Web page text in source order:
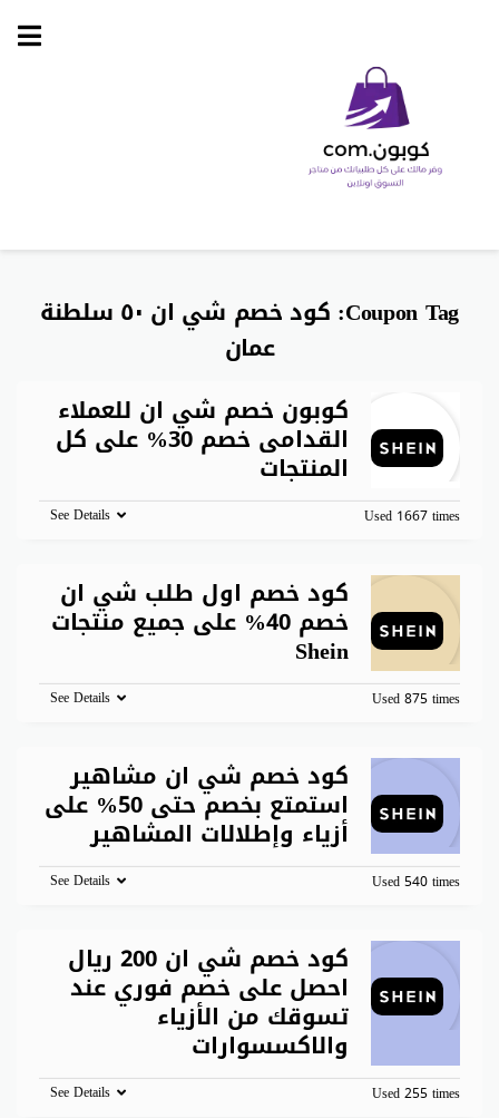
Skip
Coupon Tag:
كود خصم شي ان ٥٠ سلطنة
عمان
كوبون خصم شي ان للعملاء
القدامى خصم 30% على كل
المنتجات
Used 1667 times
See Details
كود خصم اول طلب شي ان
خصم 40% على جميع منتجات
Shein
Used 875 times
See Details
كود خصم شي ان مشاهير
استمتع بخصم حتى 50% على
أزياء وإطلالات المشاهير
Used 540 times
See Details
كود خصم شي ان 200 ريال
احصل على خصم فوري عند
تسوقك من الأزياء
والاكسسوارات
Used 255 times
See Details